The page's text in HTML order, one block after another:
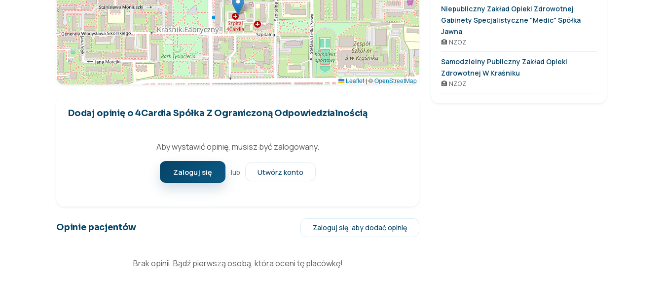
Leaflet|©OpenStreetMap
Dodaj opinię o 4Cardia Spółka Z Ograniczoną Odpowiedzialnością
Aby wystawić opinię, musisz być zalogowany.
Zaloguj się lub Utwórz konto
Opinie pacjentów Zaloguj się, aby dodać opinię
Brak opinii. Bądź pierwszą osobą, która oceni tę placówkę!
Niepubliczny Zakład Opieki Zdrowotnej
Gabinety Specjalistyczne "Medic" Spółka
Jawna
🏥 NZOZ
Samodzielny Publiczny Zakład Opieki
Zdrowotnej W Kraśniku
🏥 NZOZ